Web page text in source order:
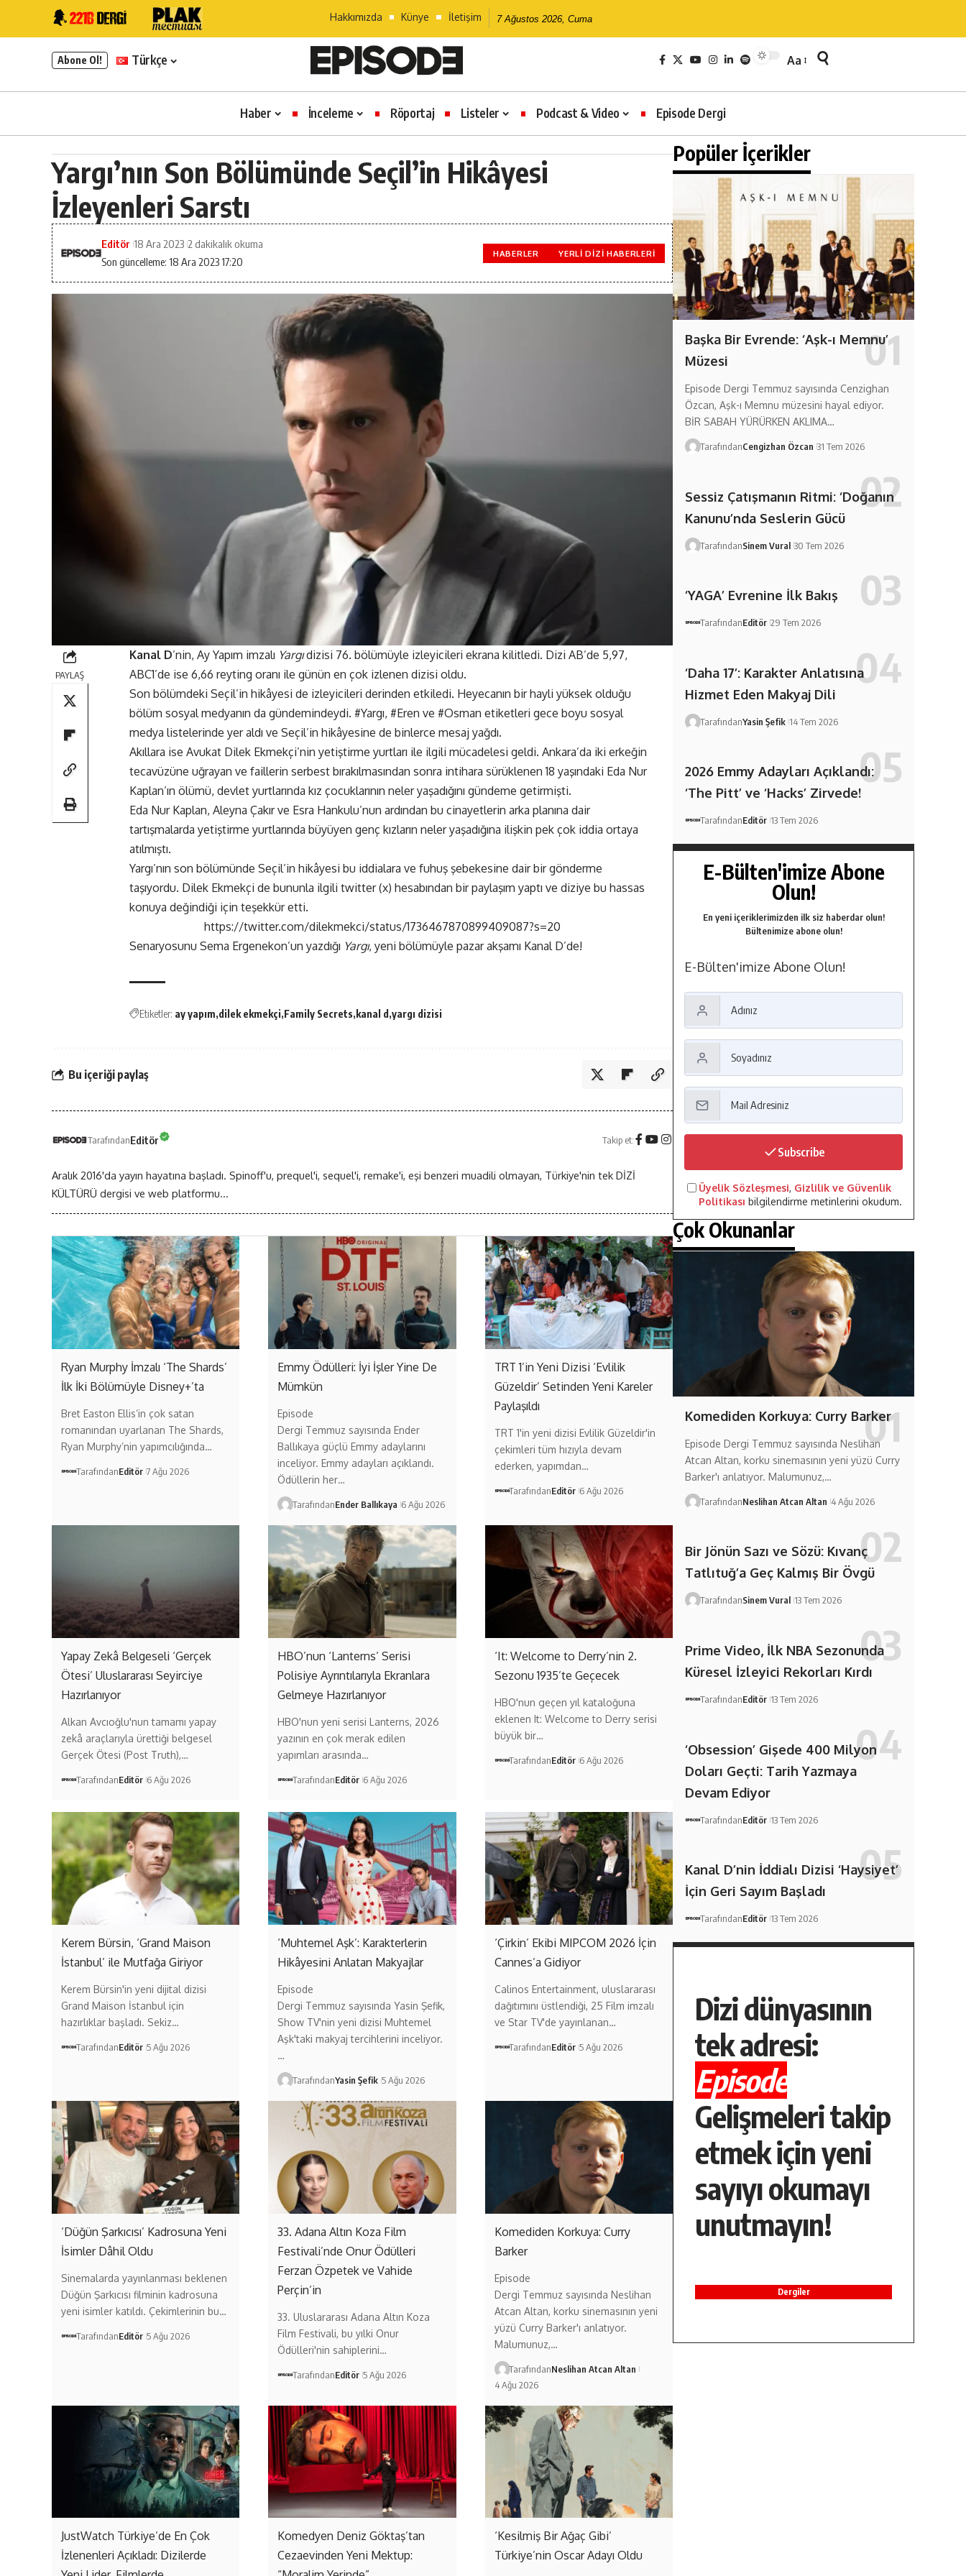
Hakkımızda Künye İletişim 7 Ağustos 2026, Cuma
Abone Ol! Türkçe Aa
Haber İnceleme Röportaj Listeler Podcast & Video Episode Dergi
Yargı’nın Son Bölümünde Seçil’in Hikâyesi
İzleyenleri Sarstı
Son güncelleme: 18 Ara 2023 17:20
Editör 18 Ara 2023 2 dakikalık okuma
HABERLER YERLI DIZI HABERLERI
PAYLAŞ
Kanal D’nin, Ay Yapım imzalı Yargıdizisi 76. bölümüyle izleyicileri ekrana kilitledi. Dizi AB’de 5,97,
ABC1’de ise 6,66 reyting oranı ile günün en çok izlenen dizisi oldu.
Son bölümdeki Seçil’in hikâyesi de izleyicileri derinden etkiledi. Heyecanın bir hayli yüksek olduğu
bölüm sosyal medyanın da gündemindeydi. #Yargı, #Eren ve #Osman etiketleri gece boyu sosyal
medya listelerinde yer aldı ve Seçil’in hikâyesine de binlerce mesaj yağdı.
Akıllara ise Avukat Dilek Ekmekçi’nin yetiştirme yurtları ile ilgili mücadelesi geldi. Ankara’da iki erkeğin
tecavüzüne uğrayan ve faillerin serbest bırakılmasından sonra intihara sürüklenen 18 yaşındaki Eda Nur
Kaplan’ın ölümü, devlet yurtlarında kız çocuklarının neler yaşadığını gündeme getirmişti.
Eda Nur Kaplan, Aleyna Çakır ve Esra Hankulu’nun ardından bu cinayetlerin arka planına dair
tartışmalarda yetiştirme yurtlarında büyüyen genç kızların neler yaşadığına ilişkin pek çok iddia ortaya
atılmıştı.
Yargı’nın son bölümünde Seçil’in hikâyesi bu iddialara ve fuhuş şebekesine dair bir gönderme
taşıyordu. Dilek Ekmekçi de bununla ilgili twitter (x) hesabından bir paylaşım yaptı ve diziye bu hassas
konuya değindiği için teşekkür etti.
https://twitter.com/dilekmekci/status/1736467870899409087?s=20
Senaryosunu Sema Ergenekon’un yazdığı Yargı, yeni bölümüyle pazar akşamı Kanal D’de!
Etiketler: ay yapım dilek ekmekçi Family Secrets kanal d yargı dizisi
Bu içeriği paylaş
TarafındanEditör Takip et:
Aralık 2016'da yayın hayatına başladı. Spinoff'u, prequel'i, sequel'i, remake'i, eşi benzeri muadili olmayan, Türkiye'nin tek DİZİ
KÜLTÜRÜ dergisi ve web platformu...
Ryan Murphy İmzalı ‘The Shards’
İlk İki Bölümüyle Disney+’ta
Bret Easton Ellis’in çok satan
romanından uyarlanan The Shards,
Ryan Murphy’nin yapımcılığında…
TarafındanEditör 7 Ağu 2026
Emmy Ödülleri: İyi İşler Yine De
Mümkün
Episode
Dergi Temmuz sayısında Ender
Ballıkaya güçlü Emmy adaylarını
inceliyor. Emmy adayları açıklandı.
Ödüllerin her…
TarafındanEnder Ballıkaya 6 Ağu 2026
TRT 1’in Yeni Dizisi ‘Evlilik
Güzeldir’ Setinden Yeni Kareler
Paylaşıldı
TRT 1'in yeni dizisi Evlilik Güzeldir'in
çekimleri tüm hızıyla devam
ederken, yapımdan…
TarafındanEditör 6 Ağu 2026
Yapay Zekâ Belgeseli ‘Gerçek
Ötesi’ Uluslararası Seyirciye
Hazırlanıyor
Alkan Avcıoğlu'nun tamamı yapay
zekâ araçlarıyla ürettiği belgesel
Gerçek Ötesi (Post Truth),…
TarafındanEditör 6 Ağu 2026
HBO’nun ‘Lanterns’ Serisi
Polisiye Ayrıntılarıyla Ekranlara
Gelmeye Hazırlanıyor
HBO'nun yeni serisi Lanterns, 2026
yazının en çok merak edilen
yapımları arasında…
TarafındanEditör 6 Ağu 2026
‘It: Welcome to Derry’nin 2.
Sezonu 1935’te Geçecek
HBO'nun geçen yıl kataloğuna
eklenen It: Welcome to Derry serisi
büyük bir…
TarafındanEditör 6 Ağu 2026
Kerem Bürsin, ‘Grand Maison
İstanbul’ ile Mutfağa Giriyor
Kerem Bürsin'in yeni dijital dizisi
Grand Maison İstanbul için
hazırlıklar başladı. Sekiz…
TarafındanEditör 5 Ağu 2026
‘Muhtemel Aşk’: Karakterlerin
Hikâyesini Anlatan Makyajlar
Episode
Dergi Temmuz sayısında Yasin Şefik,
Show TV'nin yeni dizisi Muhtemel
Aşk'taki makyaj tercihlerini inceliyor.
…
TarafındanYasin Şefik 5 Ağu 2026
‘Çirkin’ Ekibi MIPCOM 2026 İçin
Cannes’a Gidiyor
Calinos Entertainment, uluslararası
dağıtımını üstlendiği, 25 Film imzalı
ve Star TV'de yayınlanan…
TarafındanEditör 5 Ağu 2026
‘Düğün Şarkıcısı’ Kadrosuna Yeni
İsimler Dâhil Oldu
Sinemalarda yayınlanması beklenen
Düğün Şarkıcısı filminin kadrosuna
yeni isimler katıldı. Çekimlerinin bu…
TarafındanEditör 5 Ağu 2026
33. Adana Altın Koza Film
Festivali’nde Onur Ödülleri
Ferzan Özpetek ve Vahide
Perçin’in
33. Uluslararası Adana Altın Koza
Film Festivali, bu yılki Onur
Ödülleri'nin sahiplerini…
TarafındanEditör 5 Ağu 2026
Komediden Korkuya: Curry
Barker
Episode
Dergi Temmuz sayısında Neslihan
Atcan Altan, korku sinemasının yeni
yüzü Curry Barker'ı anlatıyor.
Malumunuz,…
TarafındanNeslihan Atcan Altan
4 Ağu 2026
JustWatch Türkiye’de En Çok
İzlenenleri Açıkladı: Dizilerde
Komedyen Deniz Göktaş’tan
Cezaevinden Yeni Mektup:
‘Kesilmiş Bir Ağaç Gibi’
Türkiye’nin Oscar Adayı Oldu
Popüler İçerikler
Başka Bir Evrende: ‘Aşk-ı Memnu’
Müzesi
Episode Dergi Temmuz sayısında Cenzighan
Özcan, Aşk-ı Memnu müzesini hayal ediyor.
BİR SABAH YÜRÜRKEN AKLIMA…
TarafındanCengizhan Özcan 31 Tem 2026
Sessiz Çatışmanın Ritmi: ‘Doğanın
Kanunu’nda Seslerin Gücü
TarafındanSinem Vural 30 Tem 2026
‘YAGA’ Evrenine İlk Bakış
TarafındanEditör 29 Tem 2026
‘Daha 17’: Karakter Anlatısına
Hizmet Eden Makyaj Dili
TarafındanYasin Şefik 14 Tem 2026
2026 Emmy Adayları Açıklandı:
‘The Pitt’ ve ‘Hacks’ Zirvede!
TarafındanEditör 13 Tem 2026
E-Bülten'imize Abone
Olun!
En yeni içeriklerimizden ilk siz haberdar olun!
Bültenimize abone olun!
E-Bülten'imize Abone Olun!
Subscribe
Üyelik Sözleşmesi, Gizlilik ve Güvenlik
Politikası bilgilendirme metinlerini okudum.
Çok Okunanlar
Komediden Korkuya: Curry Barker
Episode Dergi Temmuz sayısında Neslihan
Atcan Altan, korku sinemasının yeni yüzü Curry
Barker'ı anlatıyor. Malumunuz,…
TarafındanNeslihan Atcan Altan 4 Ağu 2026
Bir Jönün Sazı ve Sözü: Kıvanç
Tatlıtuğ’a Geç Kalmış Bir Övgü
TarafındanSinem Vural 13 Tem 2026
Prime Video, İlk NBA Sezonunda
Küresel İzleyici Rekorları Kırdı
TarafındanEditör 13 Tem 2026
‘Obsession’ Gişede 400 Milyon
Doları Geçti: Tarih Yazmaya
Devam Ediyor
TarafındanEditör 13 Tem 2026
Kanal D’nin İddialı Dizisi ‘Haysiyet’
İçin Geri Sayım Başladı
TarafındanEditör 13 Tem 2026
Dizi dünyasının
tek adresi:
Episode
Gelişmeleri takip
etmek için yeni
sayıyı okumayı
unutmayın!
Dergiler